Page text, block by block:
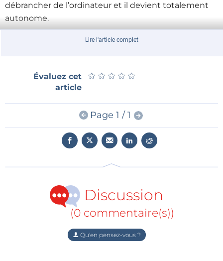
débrancher de l’ordinateur et il devient totalement
autonome.
enseigne dans un lycée professionnel nantais (BEP
Métiers de l'Électrotechnique et Bac Pro
Électrotechnique Énergie et Équipements
Communicants). Les élèves de sa classe de BEP ont
réalisé et exploité dans un équipement
électrotechnique réel l’automate programmable
le PICBASIC PB-3B». Les six montages décrit dans
reposent également sur le PICBASIC PB-3B. Ce
module dispose de 21 broches d’entrée/sortie :
entrées/sorties logiques, entrées analogiques, entrée
de comptage, sortie PICBUS, ports PWM...
Lire l'article complet
Évaluez cet
article
★ ★ ★ ★ ★
★ ★ ★ ★ ★
Page 1 / 1
Discussion
(0 commentaire(s))
Qu'en pensez-vous ?